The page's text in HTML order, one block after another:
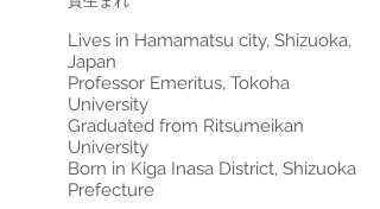
Lives in Hamamatsu city, Shizuoka,
Japan
Professor Emeritus, Tokoha
University
Graduated from Ritsumeikan
University
Born in Kiga Inasa District, Shizuoka
Prefecture